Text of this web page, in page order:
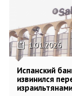
1.01.2026
Испанский
извинился